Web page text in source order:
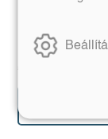
Erdész Márton
Eredeti ár: